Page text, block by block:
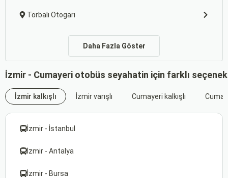
Torbalı Otogarı
Daha Fazla Göster
İzmir - Cumayeri otobüs seyahatin için farklı
İzmir kalkışlı İzmir varışlı Cumayeri kalkışlı
İzmir - İstanbul
İzmir - Antalya
İzmir - Bursa